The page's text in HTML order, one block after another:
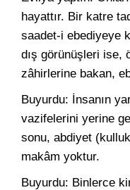
hayattır. Bir katre
saadet-i ebediyeye
dış görünüşleri ise,
zâhirlerine bakan,
Buyurdu: İnsanın
vazifelerini yerine
sonu, abdiyet
makâm yoktur.
Buyurdu: Binlerce